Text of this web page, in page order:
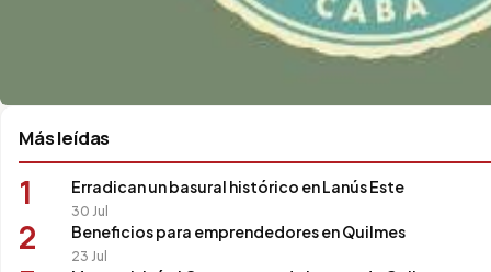
Más leídas
1 Erradican un basural histórico en Lanús Este
30 Jul
2 Beneficios para emprendedores en Quilmes
23 Jul